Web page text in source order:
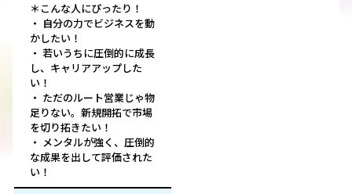
＊こんな人にぴったり！
・ 自分の力でビジネスを動
かしたい！
・ 若いうちに圧倒的に成長
し、キャリアアップした
い！
・ ただのルート営業じゃ物
足りない。新規開拓で市場
を切り拓きたい！
・ メンタルが強く、圧倒的
な成果を出して評価された
い！